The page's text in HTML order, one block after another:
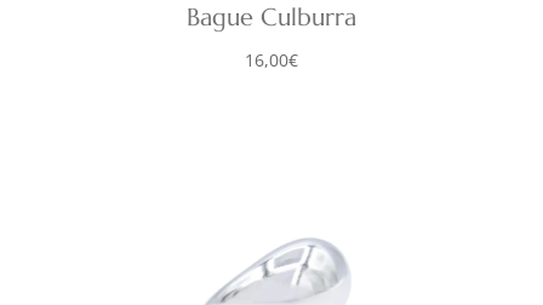
Bague Culburra
16,00€